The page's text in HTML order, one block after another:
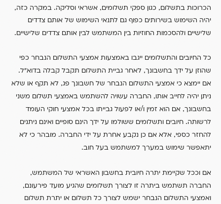
הכרוכות בתשלום, כגון ספקי תשלומים, אשראי וסליקה. במקרה כזה,
יהיה השימוש בשירותים כפוף גם לתנאי השימוש של אותם צדדים
שלישיים ולהסכמות החוזיות בין המשתמש לבין אותם צדדים שלישיים.
כל החיובים והתשלומים ייגבו באמצעות אמצעי התשלום הנבחר כפי
שהוזן על ידך בחשבונך, לאחר גביית התשלום תקבל קבלה בדוא”ל.
אם יימצא כי אמצעי התשלום הנבחר של חשבונך פג, לא תקף או שלא
ניתן יהיה לחייב אותו, החברה עשויה להשתמש באמצעי תשלום משני
בחשבונך, אם הוא זמין ו/או לפעול גבייתו בכל אמצעי חוקי העומד
לרשותה. חיובים ותשלומים ששולמו על ידך הינם סופיים ואינם ניתנים
להחזר כספי, אלא אם כן נקבע אחרת על ידי החברה. מובהר כי לא
יתאפשר שימוש במערך למשתמש בעל חוב.
אם וככל שקיימת יתרה חיובית בחשבון האשראי של המשתמש,
החברה תשתמש ביתרה זו לצורך תשלומים שהגיע מועד פירעונם,
ואמצעי התשלום הנבחר ישמש לצורך כל תשלום או יתרת תשלום